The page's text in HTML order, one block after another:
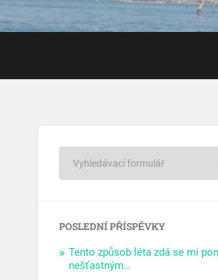
POSLEDNÍ PŘÍSPĚVKY
Tento způsob léta zdá se mi
nešťastným…